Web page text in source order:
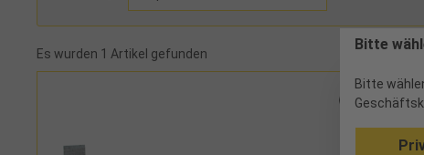
Es wurden 1 Artikel gefunden
Bitte
Bitte